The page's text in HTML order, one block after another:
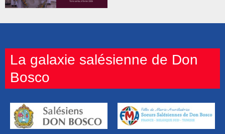
La galaxie salésienne de Don
Bosco